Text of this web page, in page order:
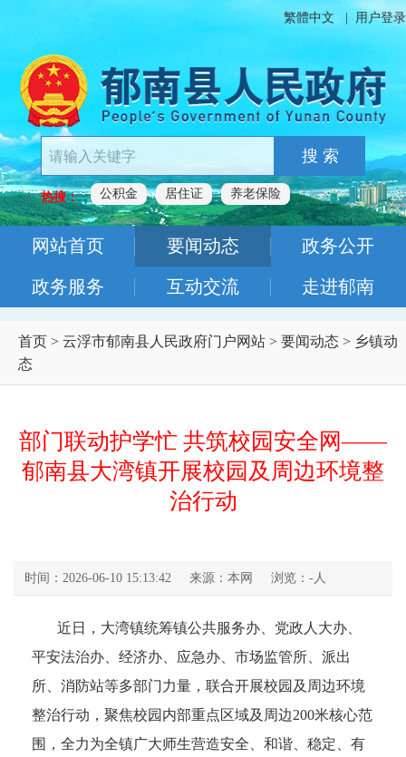
繁體中文 用户登录
搜 索
热搜： 公积金 居住证 养老保险
网站首页 要闻动态 政务公开
政务服务 互动交流 走进郁南
首页 > 云浮市郁南县人民政府门户网站 > 要闻动态 > 乡镇动
态
部门联动护学忙 共筑校园安全网——
郁南县大湾镇开展校园及周边环境整
治行动
时间：2026-06-10 15:13:42 来源：本网 浏览： - 人
近日，大湾镇统筹镇公共服务办、党政人大办、
平安法治办、经济办、应急办、市场监管所、派出
所、消防站等多部门力量，联合开展校园及周边环境
整治行动，聚焦校园内部重点区域及周边200米核心范
围，全力为全镇广大师生营造安全、和谐、稳定、有